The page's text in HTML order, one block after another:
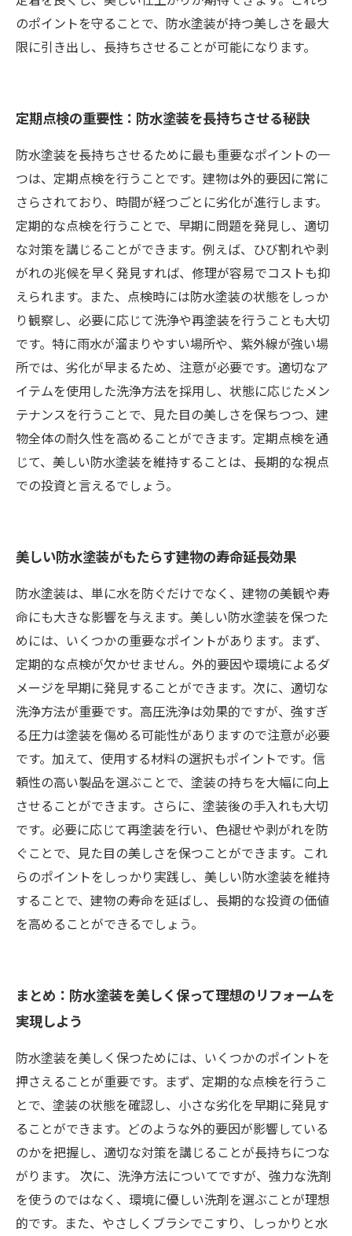
のポイントを守ることで、防水塗装が持つ美しさを最大
限に引き出し、長持ちさせることが可能になります。
定期点検の重要性：防水塗装を長持ちさせる秘訣
防水塗装を長持ちさせるために最も重要なポイントの一
つは、定期点検を行うことです。建物は外的要因に常に
さらされており、時間が経つごとに劣化が進行します。
定期的な点検を行うことで、早期に問題を発見し、適切
な対策を講じることができます。例えば、ひび割れや剥
がれの兆候を早く発見すれば、修理が容易でコストも抑
えられます。また、点検時には防水塗装の状態をしっか
り観察し、必要に応じて洗浄や再塗装を行うことも大切
です。特に雨水が溜まりやすい場所や、紫外線が強い場
所では、劣化が早まるため、注意が必要です。適切なア
イテムを使用した洗浄方法を採用し、状態に応じたメン
テナンスを行うことで、見た目の美しさを保ちつつ、建
物全体の耐久性を高めることができます。定期点検を通
じて、美しい防水塗装を維持することは、長期的な視点
での投資と言えるでしょう。
美しい防水塗装がもたらす建物の寿命延長効果
防水塗装は、単に水を防ぐだけでなく、建物の美観や寿
命にも大きな影響を与えます。美しい防水塗装を保つた
めには、いくつかの重要なポイントがあります。まず、
定期的な点検が欠かせません。外的要因や環境によるダ
メージを早期に発見することができます。次に、適切な
洗浄方法が重要です。高圧洗浄は効果的ですが、強すぎ
る圧力は塗装を傷める可能性がありますので注意が必要
です。加えて、使用する材料の選択もポイントです。信
頼性の高い製品を選ぶことで、塗装の持ちを大幅に向上
させることができます。さらに、塗装後の手入れも大切
です。必要に応じて再塗装を行い、色褪せや剥がれを防
ぐことで、見た目の美しさを保つことができます。これ
らのポイントをしっかり実践し、美しい防水塗装を維持
することで、建物の寿命を延ばし、長期的な投資の価値
を高めることができるでしょう。
まとめ：防水塗装を美しく保って理想のリフォームを
実現しよう
防水塗装を美しく保つためには、いくつかのポイントを
押さえることが重要です。まず、定期的な点検を行うこ
とで、塗装の状態を確認し、小さな劣化を早期に発見す
ることができます。どのような外的要因が影響している
のかを把握し、適切な対策を講じることが長持ちにつな
がります。 次に、洗浄方法についてですが、強力な洗剤
を使うのではなく、環境に優しい洗剤を選ぶことが理想
的です。また、やさしくブラシでこすり、しっかりと水